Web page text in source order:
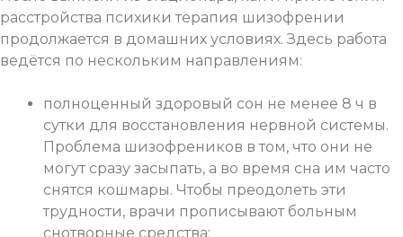
расстройства психики терапия шизофрении
продолжается в домашних условиях. Здесь работа
ведётся по нескольким направлениям:
полноценный здоровый сон не менее 8 ч в
сутки для восстановления нервной системы.
Проблема шизофреников в том, что они не
могут сразу засыпать, а во время сна им часто
снятся кошмары. Чтобы преодолеть эти
трудности, врачи прописывают больным
снотворные средства;